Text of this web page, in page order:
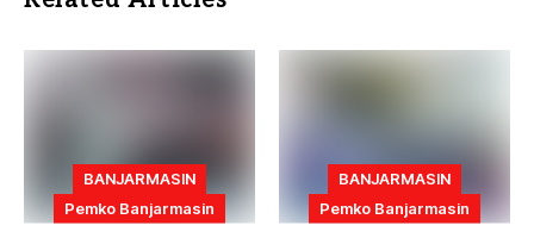
BANJARMASIN
Pemko Banjarmasin
BANJARMASIN
Pemko Banjarmasin